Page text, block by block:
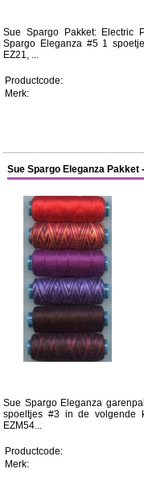
Sue Spargo Pakket: Electric
Spargo Eleganza #5 1
EZ21, ...
Productcode:
Merk:
Sue Spargo Eleganza Pakket
Sue Spargo Eleganza
spoeltjes #3 in de volgende
EZM54...
Productcode:
Merk: